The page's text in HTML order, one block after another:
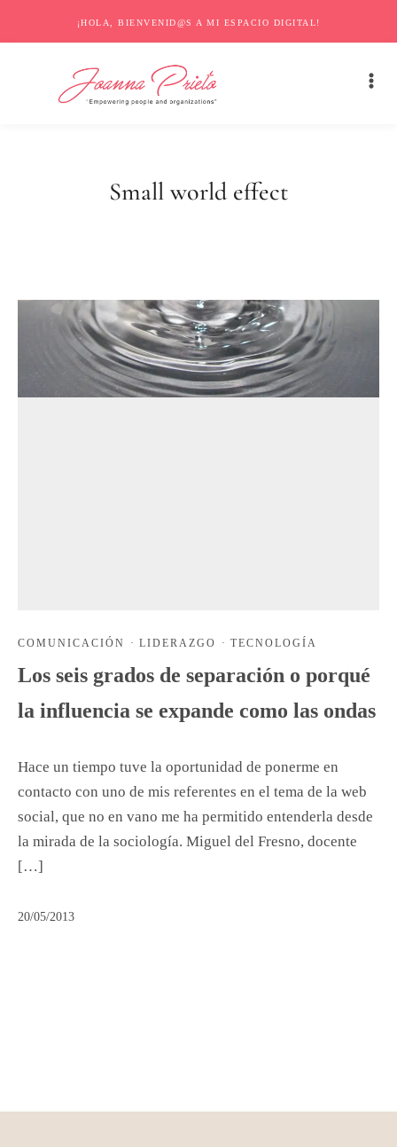
¡HOLA, BIENVENID@S A MI ESPACIO DIGITAL!
Small world effect
COMUNICACIÓN · LIDERAZGO · TECNOLOGÍA
Los seis grados de separación o porqué
la influencia se expande como las ondas
Hace un tiempo tuve la oportunidad de ponerme en
contacto con uno de mis referentes en el tema de la web
social, que no en vano me ha permitido entenderla desde
la mirada de la sociología. Miguel del Fresno, docente
[…]
20/05/2013